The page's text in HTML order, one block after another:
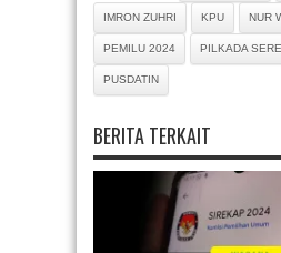
IMRON ZUHRI KPU NUR
PEMILU 2024 PILKADA
PUSDATIN
BERITA TERKAIT